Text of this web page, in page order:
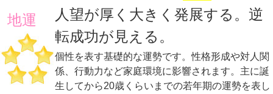
地運
人望が厚く大きく発展する。逆
転成功が見える。
個性を表す基礎的な運勢です。性格形成や対人関
係、行動力など家庭環境に影響されます。主に誕
生してから20歳くらいまでの若年期の運勢を表し